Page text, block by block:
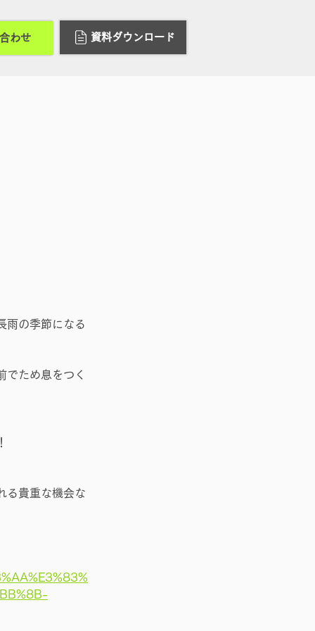
わせ 資料ダウンロード
雨の季節になる
でため息をつく
る貴重な機会な